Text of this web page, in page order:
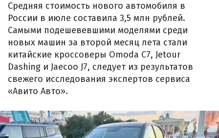
Средняя стоимость нового автомобиля в
России в июле составила 3,5 млн рублей.
Самыми подешевевшими моделями среди
новых машин за второй месяц лета стали
китайские кроссоверы Omoda C7, Jetour
Dashing и Jaecoo J7, следует из результатов
свежего исследования экспертов сервиса
«Авито Авто».